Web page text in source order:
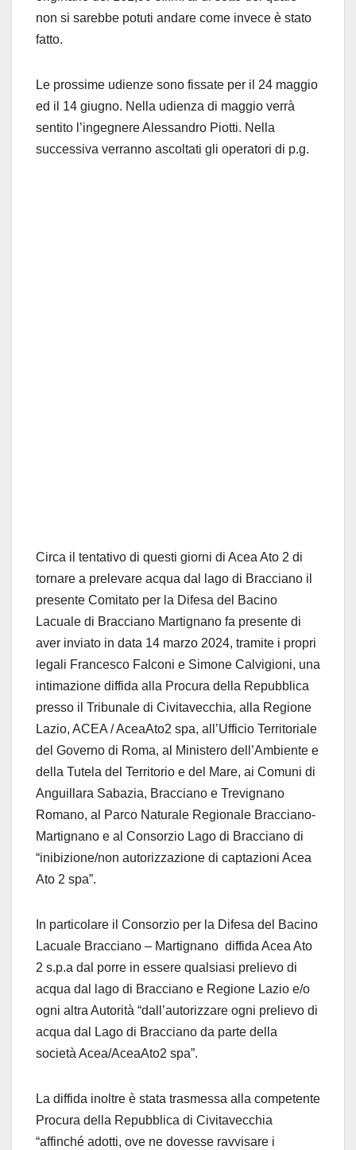
non si sarebbe potuti andare come invece è stato
fatto.
Le prossime udienze sono fissate per il 24 maggio
ed il 14 giugno. Nella udienza di maggio verrà
sentito l’ingegnere Alessandro Piotti. Nella
successiva verranno ascoltati gli operatori di p.g.
Circa il tentativo di questi giorni di Acea Ato 2 di
tornare a prelevare acqua dal lago di Bracciano il
presente Comitato per la Difesa del Bacino
Lacuale di Bracciano Martignano fa presente di
aver inviato in data 14 marzo 2024, tramite i propri
legali Francesco Falconi e Simone Calvigioni, una
intimazione diffida alla Procura della Repubblica
presso il Tribunale di Civitavecchia, alla Regione
Lazio, ACEA / AceaAto2 spa, all’Ufficio Territoriale
del Governo di Roma, al Ministero dell’Ambiente e
della Tutela del Territorio e del Mare, ai Comuni di
Anguillara Sabazia, Bracciano e Trevignano
Romano, al Parco Naturale Regionale Bracciano-
Martignano e al Consorzio Lago di Bracciano di
“inibizione/non autorizzazione di captazioni Acea
Ato 2 spa”.
In particolare il Consorzio per la Difesa del Bacino
Lacuale Bracciano – Martignano diffida Acea Ato
2 s.p.a dal porre in essere qualsiasi prelievo di
acqua dal lago di Bracciano e Regione Lazio e/o
ogni altra Autorità “dall’autorizzare ogni prelievo di
acqua dal Lago di Bracciano da parte della
società Acea/AceaAto2 spa”.
La diffida inoltre è stata trasmessa alla competente
Procura della Repubblica di Civitavecchia
“affinché adotti, ove ne dovesse ravvisare i